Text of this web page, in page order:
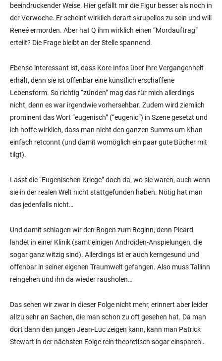
beeindruckender Weise. Hier gefällt mir die Figur besser als noch in
der Vorwoche. Er scheint wirklich derart skrupellos zu sein und will
Reneé ermorden. Aber hat Q ihm wirklich einen “Mordauftrag”
erteilt? Die Frage bleibt an der Stelle spannend.
Ebenso interessant ist, dass Kore Infos über ihre Vergangenheit
erhält, denn sie ist offenbar eine künstlich erschaffene
Lebensform. So richtig “zünden” mag das für mich allerdings
nicht, denn es war irgendwie vorhersehbar. Zudem wird ziemlich
prominent das Wort “eugenisch” (“eugenic”) in Szene gesetzt und
ich hoffe wirklich, dass man nicht den ganzen Summs um Khan
einfach retconnt (und damit womöglich ein paar gute Bücher mit
tilgt).
Lasst die “Eugenischen Kriege” doch da, wo sie waren, auch wenn
sie in der realen Welt nicht stattgefunden haben. Nötig hat man
das jedenfalls nicht…
Und damit schlagen wir den Bogen zum Beginn, denn Picard
landet in einer Klinik (samt einigen Androiden-Anspielungen, die
sogar ganz witzig sind). Allerdings ist er auch kerngesund und
offenbar in seiner eigenen Traumwelt gefangen. Also muss Tallinn
reingehen und ihn da wieder rausholen…
Das sehen wir zwar in dieser Folge nicht mehr, erinnert aber leider
allzu sehr an Sachen, die man schon zu oft gesehen hat. Da man
dort dann den jungen Jean-Luc zeigen kann, kann man Patrick
Stewart in der nächsten Folge rein theoretisch sogar einsparen…